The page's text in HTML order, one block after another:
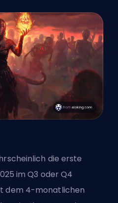
die erste
im Q3 oder Q4
dem 4-monatlichen